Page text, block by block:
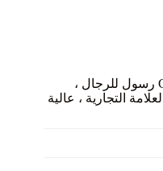
جيب BULUO-حقائب جلدية Crossbody رسول للرجال ،
التجارية ، عالية